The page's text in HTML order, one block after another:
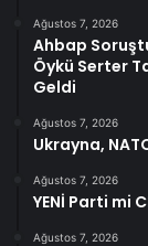
Ağustos 7, 2026
Ahbap
Öykü Serter
Geldi
Ağustos 7, 2026
Ukrayna,
Ağustos 7, 2026
YENİ Parti mi
Ağustos 7, 2026